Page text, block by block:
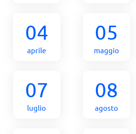
04
aprile
05
maggio
07
luglio
08
agosto